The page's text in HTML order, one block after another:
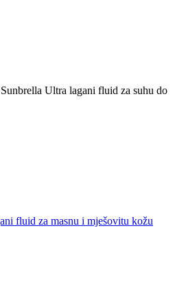
Ultra lagani fluid za suhu do
fluid za masnu i mješovitu kožu